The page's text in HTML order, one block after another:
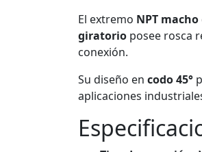
El extremo NPT macho
giratorio posee rosca
conexión.
Su diseño en codo 45°
aplicaciones